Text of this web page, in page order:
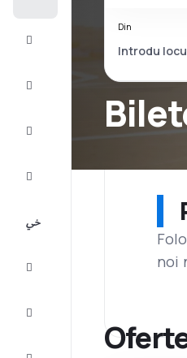
Din
noi